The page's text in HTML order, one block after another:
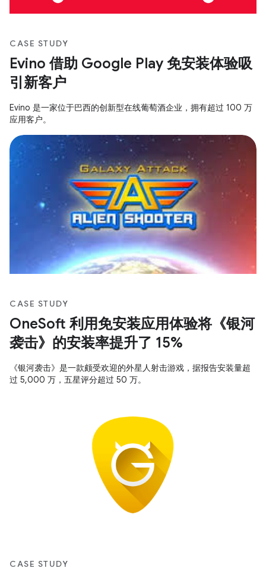
CASE STUDY
Evino 借助 Google Play 免安装体验吸
引新客户
Evino 是一家位于巴西的创新型在线葡萄酒企业，拥有超过 100 万
应用客户。
CASE STUDY
OneSoft 利用免安装应用体验将《银河
袭击》的安装率提升了 15%
《银河袭击》是一款颇受欢迎的外星人射击游戏，据报告安装量超
过 5,000 万，五星评分超过 50 万。
CASE STUDY